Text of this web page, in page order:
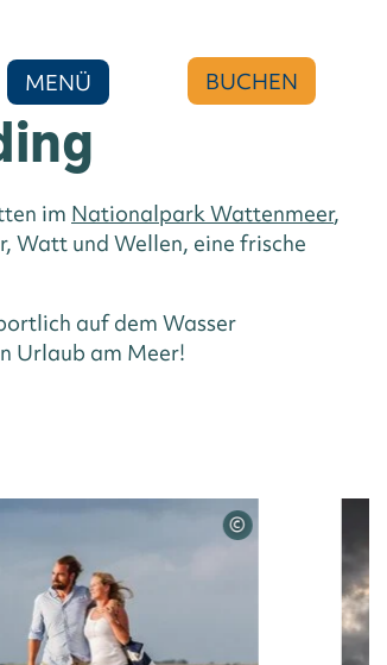
MENÜ BUCHEN
im Nationalpark Wattenmeer,
Watt und Wellen, eine frische
auf dem Wasser
Urlaub am Meer!
©